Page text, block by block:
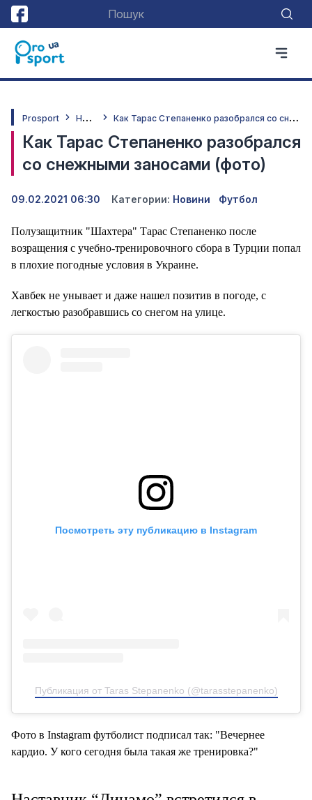
Prosport Н
овини К
ак Тарас Степаненко разобрался со снежными заносами (фото)
Как Тарас Степаненко разобрался
со снежными заносами (фото)
09.02.2021 06:30 Категории: Новини Футбол
Полузащитник "Шахтера" Тарас Степаненко после
возращения с учебно-тренировочного сбора в Турции попал
в плохие погодные условия в Украине.
Хавбек не унывает и даже нашел позитив в погоде, с
легкостью разобравшись со снегом на улице.
Посмотреть эту публикацию в Instagram
Публикация от Taras Stepanenko (@tarasstepanenko)
Фото в Instagram футболист подписал так: "Вечернее
кардио. У кого сегодня была такая же тренировка?"